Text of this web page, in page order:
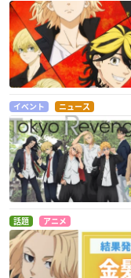
イベント ニュース
話題 アニメ